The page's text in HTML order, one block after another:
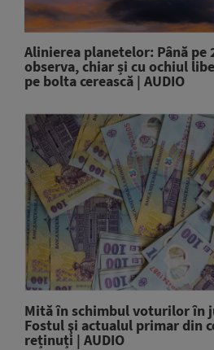
Alinierea planetelor: Până pe
observa, chiar și cu ochiul
pe bolta cerească | AUDIO
Mită în schimbul voturilor în
Fostul şi actualul primar din
reținuți | AUDIO